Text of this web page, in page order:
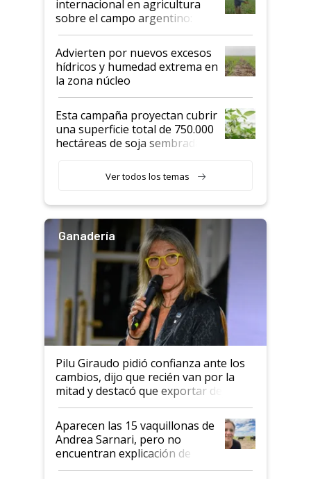
internacional en agricultura
sobre el campo argentino:
"Estoy muy impresionado"
Advierten por nuevos excesos
hídricos y humedad extrema en
la zona núcleo
Esta campaña proyectan cubrir
una superficie total de 750.000
hectáreas de soja sembradas
variedades que marcan un
salto tecnológico en genética y
Ver todos los temas
Ganadería
Pilu Giraudo pidió confianza ante los
cambios, dijo que recién van por la
mitad y destacó que exportar dejó de
ser "para unos pocos": "Tenemos un
mandato muy claro del gobierno
nacional"
Aparecen las 15 vaquillonas de
Andrea Sarnari, pero no
encuentran explicación de
cómo llegaron allí